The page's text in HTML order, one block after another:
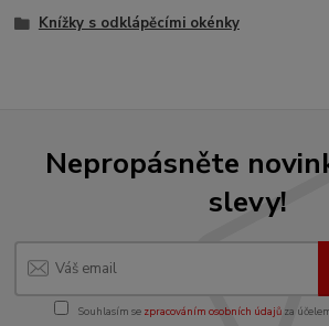
Knížky s odklápěcími okénky
Nepropásněte
slevy!
Souhlasím se zpracováním osobních údajůza